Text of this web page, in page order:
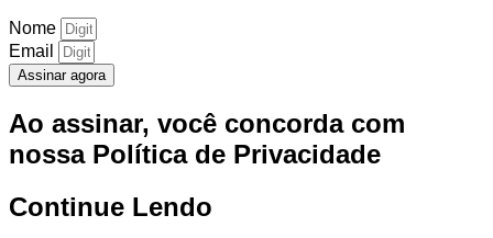
Nome
Email
Assinar agora
Ao assinar, você concorda com
nossa Política de Privacidade
Continue Lendo